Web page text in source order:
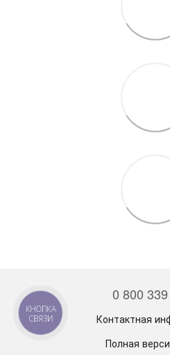
0 800
Контактная
Полная
КНОПКА
СВЯЗИ